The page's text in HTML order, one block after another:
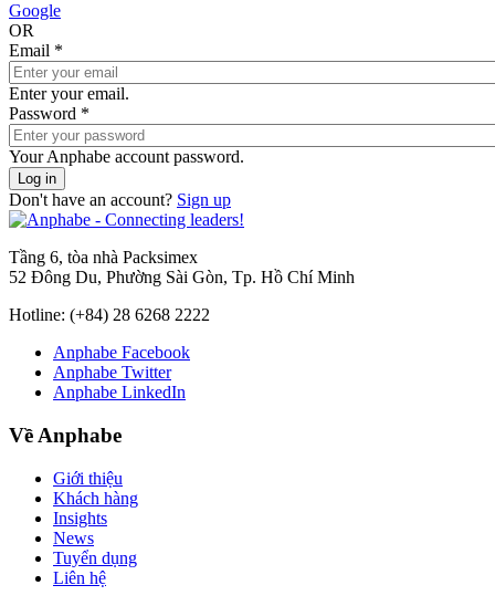
Google
OR
Email *
Enter your email.
Password *
Your Anphabe account password.
Don't have an account? Sign up
Tầng 6, tòa nhà Packsimex
52 Đông Du, Phường Sài Gòn, Tp. Hồ Chí Minh
Hotline: (+84) 28 6268 2222
Anphabe Facebook
Anphabe Twitter
Anphabe LinkedIn
Về Anphabe
Giới thiệu
Khách hàng
Insights
News
Tuyển dụng
Liên hệ